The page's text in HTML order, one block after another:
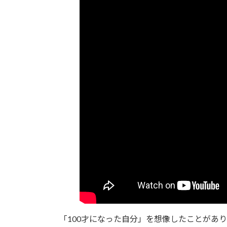
「100才になった自分」を想像したことがあ